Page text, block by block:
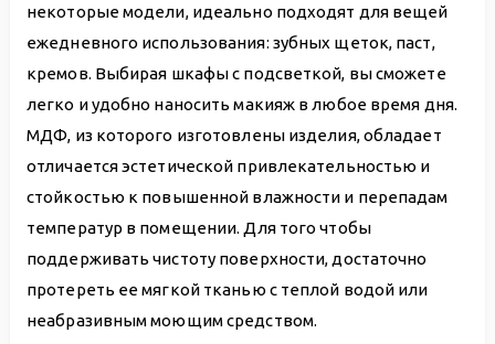
некоторые модели, идеально подходят для вещей
ежедневного использования: зубных щеток, паст,
кремов. Выбирая шкафы с подсветкой, вы сможете
легко и удобно наносить макияж в любое время дня.
МДФ, из которого изготовлены изделия, обладает
отличается эстетической привлекательностью и
стойкостью к повышенной влажности и перепадам
температур в помещении. Для того чтобы
поддерживать чистоту поверхности, достаточно
протереть ее мягкой тканью с теплой водой или
неабразивным моющим средством.